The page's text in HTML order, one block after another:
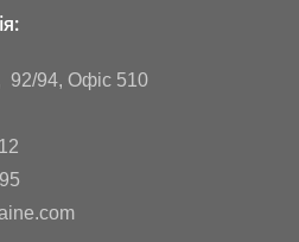
92/94, Офіс 510